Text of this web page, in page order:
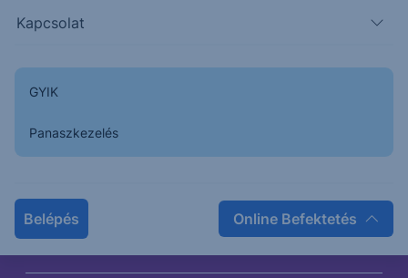
Kapcsolat
GYIK
Panaszkezelés
Belépés Online Befektetés
PIACI HÍREK
Az év végén egyre feszültebbé vált az USA és
Trump elrendelte a katonai akciót. Szombaton
egy...